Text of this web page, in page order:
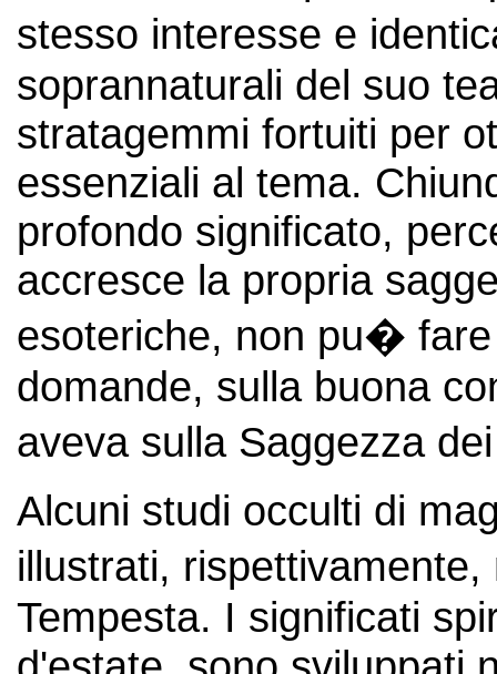
stesso interesse e
soprannaturali del suo
stratagemmi fortuiti per
essenziali al tema.
profondo significato,
accresce la propria
esoteriche, non pu�
domande, sulla buona
aveva sulla Saggezza
Alcuni studi occulti di
illustrati,
Tempesta. I significati